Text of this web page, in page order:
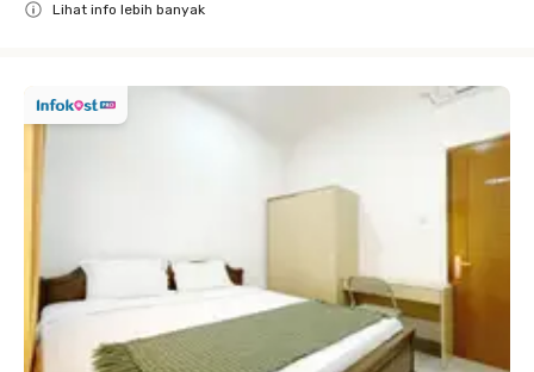
Lihat info lebih banyak